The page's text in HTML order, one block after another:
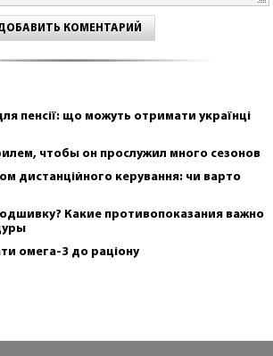
КОМЕНТАРИЙ
пенсії: що можуть отримати українці
чтобы он прослужил много сезонов
дистанційного керування: чи варто
Какие противопоказания важно
омега-3 до раціону